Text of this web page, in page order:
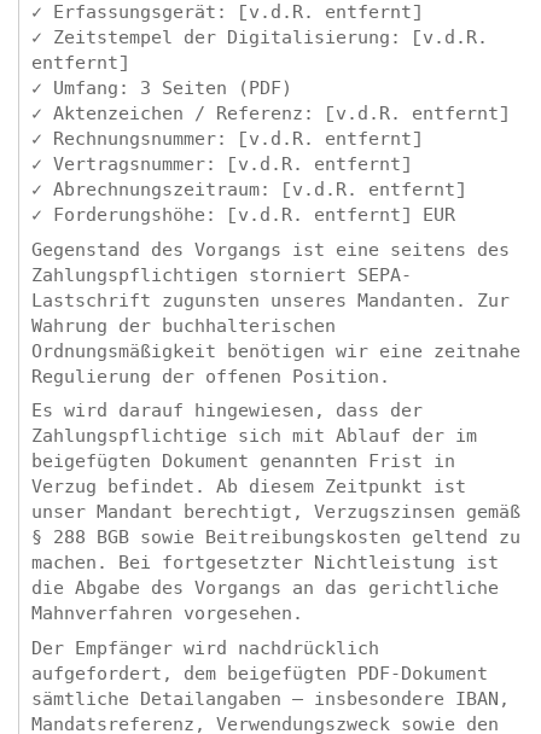
✓ Erfassungsgerät: [v.d.R. entfernt]
✓ Zeitstempel der Digitalisierung: [v.d.R.
entfernt]
✓ Umfang: 3 Seiten (PDF)
✓ Aktenzeichen / Referenz: [v.d.R. entfernt]
✓ Rechnungsnummer: [v.d.R. entfernt]
✓ Vertragsnummer: [v.d.R. entfernt]
✓ Abrechnungszeitraum: [v.d.R. entfernt]
✓ Forderungshöhe: [v.d.R. entfernt] EUR
Gegenstand des Vorgangs ist eine seitens des
Zahlungspflichtigen storniert SEPA-
Lastschrift zugunsten unseres Mandanten. Zur
Wahrung der buchhalterischen
Ordnungsmäßigkeit benötigen wir eine zeitnahe
Regulierung der offenen Position.
Es wird darauf hingewiesen, dass der
Zahlungspflichtige sich mit Ablauf der im
beigefügten Dokument genannten Frist in
Verzug befindet. Ab diesem Zeitpunkt ist
unser Mandant berechtigt, Verzugszinsen gemäß
§ 288 BGB sowie Beitreibungskosten geltend zu
machen. Bei fortgesetzter Nichtleistung ist
die Abgabe des Vorgangs an das gerichtliche
Mahnverfahren vorgesehen.
Der Empfänger wird nachdrücklich
aufgefordert, dem beigefügten PDF-Dokument
sämtliche Detailangaben – insbesondere IBAN,
Mandatsreferenz, Verwendungszweck sowie den